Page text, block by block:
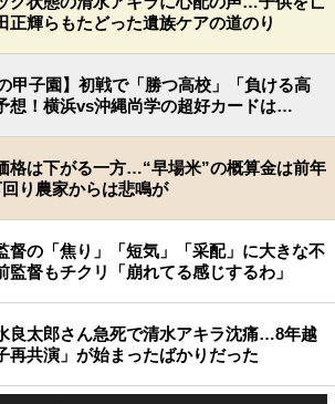
正輝らもたどった遺族ケアの道のり
の甲子園】初戦で「勝つ高校」「負ける高
想！横浜vs沖縄尚学の超好カードは…
格は下がる一方…“早場米”の概算金は前年
り農家からは悲鳴が
督の「焦り」「短気」「采配」に大きな不
督もチクリ「崩れてる感じするわ」
良太郎さん急死で清水アキラ沈痛…8年越
再共演」が始まったばかりだった